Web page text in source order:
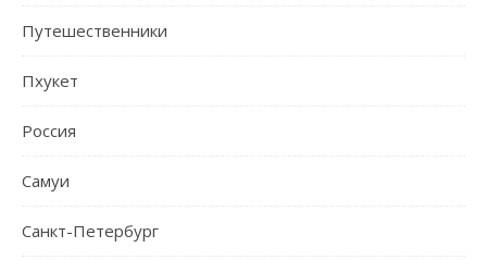
Путешественники
Пхукет
Россия
Самуи
Санкт-Петербург